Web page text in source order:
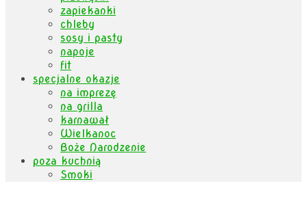
zapiekanki
chleby
sosy i pasty
napoje
fit
specjalne okazje
na imprezę
na grilla
karnawał
Wielkanoc
Boże Narodzenie
poza kuchnią
Smoki